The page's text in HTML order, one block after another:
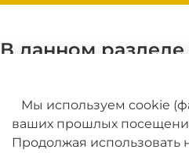
В данном разделе
Мы используем cookie
ваших прошлых
Продолжая использовать